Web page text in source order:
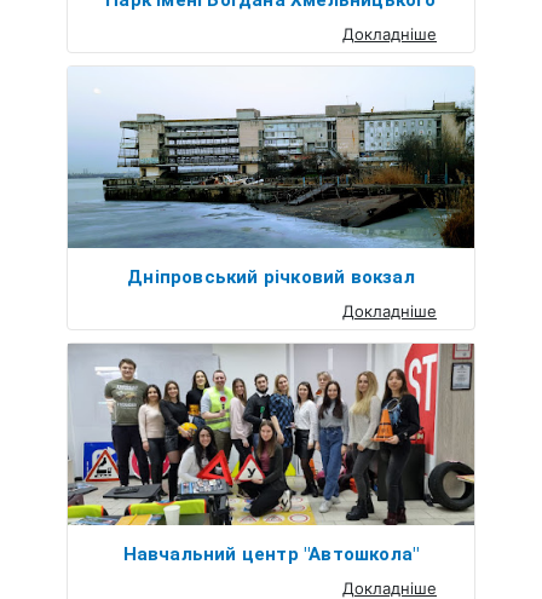
Докладніше
Дніпровський річковий вокзал
Докладніше
Навчальний центр "Автошкола"
Докладніше